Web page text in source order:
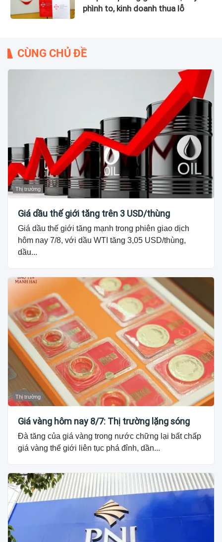
phình to, kinh doanh thua lỗ
CÙNG CHỦ ĐỀ
Thị trường
Giá dầu thế giới tăng trên 3 USD/thùng
Giá dầu thế giới tăng mạnh trong phiên giao dịch
hôm nay 7/8, với dầu WTI tăng 3,05 USD/thùng,
dầu...
Thị trường
Giá vàng hôm nay 8/7: Thị trường lặng sóng
Đà tăng của giá vàng trong nước chững lại bất chấp
giá vàng thế giới liên tục phá đỉnh, dần...